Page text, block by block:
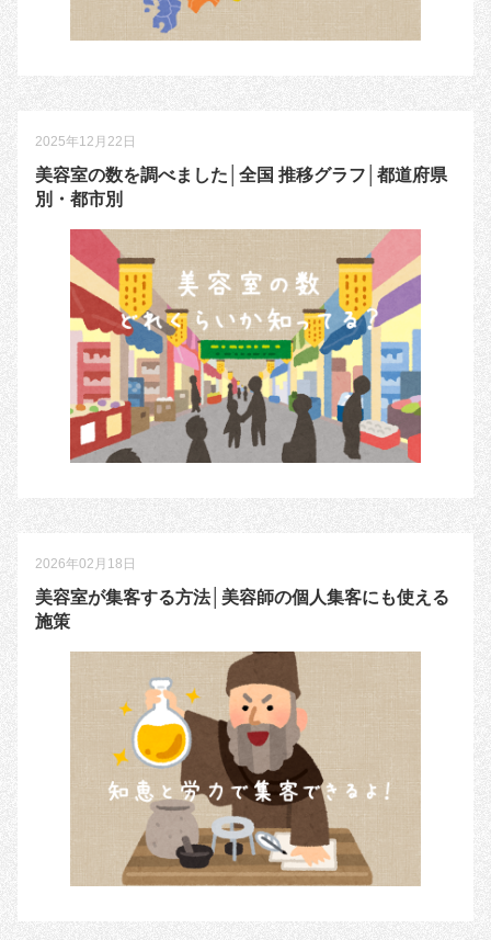
2025年12月22日
美容室の数を調べました│全国 推移グラフ│都道府県
別・都市別
2026年02月18日
美容室が集客する方法│美容師の個人集客にも使える
施策